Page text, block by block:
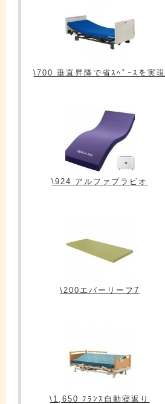
\700 垂直昇降で省ｽﾍﾟｰｽを実現
\924 アルファプラビオ
\200エバーリーフ7
\1,650 ﾌﾗﾝｽ自動寝返り